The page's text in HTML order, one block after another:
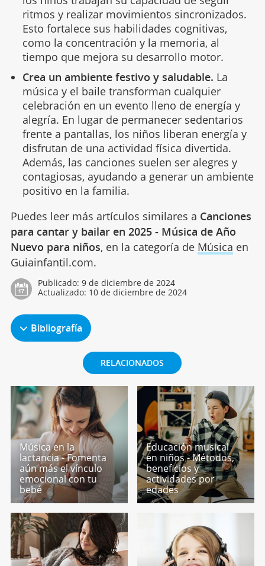
ritmos y realizar movimientos sincronizados.
Esto fortalece sus habilidades cognitivas,
como la concentración y la memoria, al
tiempo que mejora su desarrollo motor.
Crea un ambiente festivo y saludable. La
música y el baile transforman cualquier
celebración en un evento lleno de energía y
alegría. En lugar de permanecer sedentarios
frente a pantallas, los niños liberan energía y
disfrutan de una actividad física divertida.
Además, las canciones suelen ser alegres y
contagiosas, ayudando a generar un ambiente
positivo en la familia.
Puedes leer más artículos similares a Canciones
para cantar y bailar en 2025 - Música de Año
Nuevo para niños, en la categoría de Música en
Guiainfantil.com.
Publicado: 9 de diciembre de 2024
Actualizado: 10 de diciembre de 2024
Bibliografía
RELACIONADOS
Música en la
lactancia - Fomenta
aún más el vínculo
emocional con tu
bebé
Educación musical
en niños - Métodos,
beneficios y
actividades por
edades